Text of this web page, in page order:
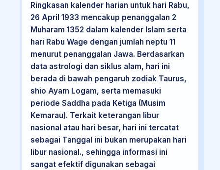
Ringkasan kalender harian untuk hari Rabu,
26 April 1933 mencakup penanggalan 2
Muharam 1352 dalam kalender Islam serta
hari Rabu Wage dengan jumlah neptu 11
menurut penanggalan Jawa. Berdasarkan
data astrologi dan siklus alam, hari ini
berada di bawah pengaruh zodiak Taurus,
shio Ayam Logam, serta memasuki
periode Saddha pada Ketiga (Musim
Kemarau). Terkait keterangan libur
nasional atau hari besar, hari ini tercatat
sebagai Tanggal ini bukan merupakan hari
libur nasional., sehingga informasi ini
sangat efektif digunakan sebagai